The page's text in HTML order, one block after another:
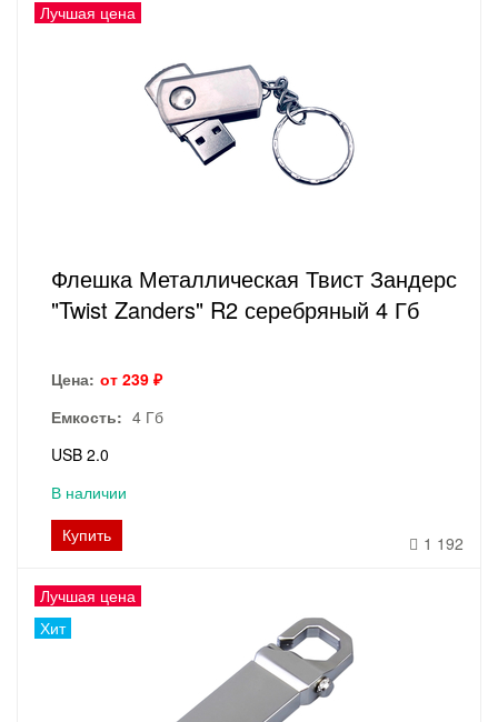
Лучшая цена
Флешка Металлическая Твист Зандерс
"Twist Zanders" R2 серебряный 4 Гб
Цена: от 239 ₽
Емкость: 4 Гб
USB 2.0
В наличии
Купить
1 192
Лучшая цена
Хит